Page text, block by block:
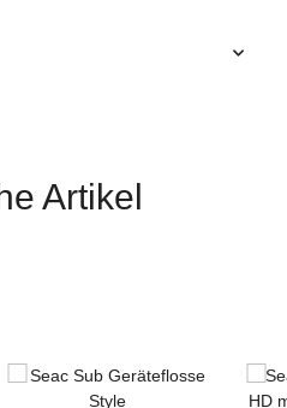
Artikel